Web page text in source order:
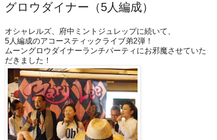
グロウダイナー（5人編成）
オシャレルズ、府中ミントジュレップに続いて、
5人編成のアコースティックライブ弟2弾！
ムーングロウダイナーランチパーティにお邪魔させていた
だきました！